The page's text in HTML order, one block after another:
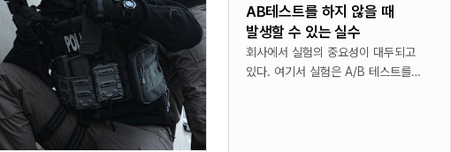
AB테스트를 하지 않을 때
발생할 수 있는 실수
회사에서 실험의 중요성이 대두되고
있다. 여기서 실험은 A/B 테스트를